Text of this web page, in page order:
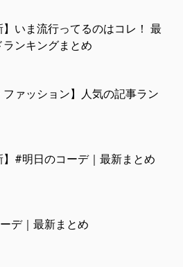
】いま流行ってるのはコレ！ 最
ランキングまとめ
ファッション】人気の記事ラン
】#明日のコーデ｜最新まとめ
デ｜最新まとめ